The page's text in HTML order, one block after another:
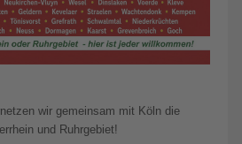
wir gemeinsam mit Köln die
und Ruhrgebiet!